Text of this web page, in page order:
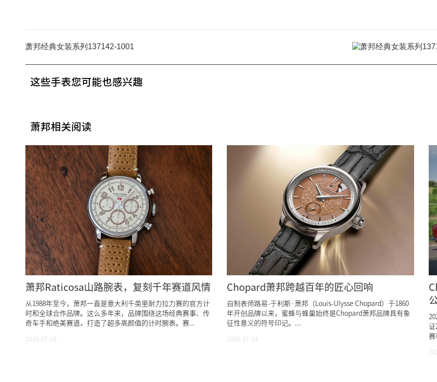
萧邦经典女装系列137142-1001
这些手表您可能也感兴趣
萧邦相关阅读
萧邦Raticosa山路腕表，复刻千年赛道风情
从1988年至今，萧邦一直是意大利千英里耐力拉力赛的官方计
时和全球合作品牌。这么多年来，品牌围绕这场经典赛事、传
奇车手和绝美赛道，打造了超多高颜值的计时腕表。赛...
2026-07-28
Chopard萧邦跨越百年的匠心回响
自制表师路易-于利斯·萧邦（Louis-Ulysse Chopard）于1860
年开创品牌以来，蜜蜂与蜂巢始终是Chopard萧邦品牌具有象
征性意义的符号印记。...
2026-07-14